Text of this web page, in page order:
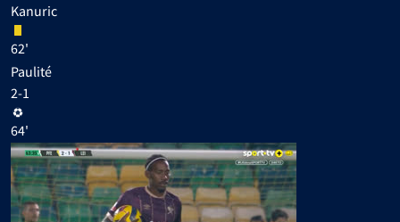
Kanuric
62'
Paulité
2-1
64'